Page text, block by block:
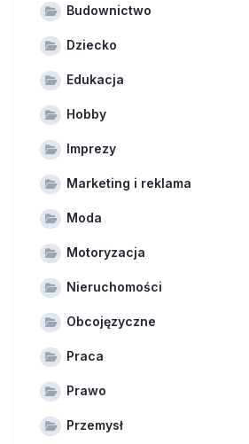
Budownictwo
Dziecko
Edukacja
Hobby
Imprezy
Marketing i reklama
Moda
Motoryzacja
Nieruchomości
Obcojęzyczne
Praca
Prawo
Przemysł